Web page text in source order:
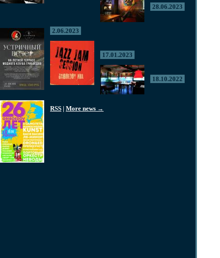
28.06.2023
2.06.2023
17.01.2023
18.10.2022
RSS | More news →